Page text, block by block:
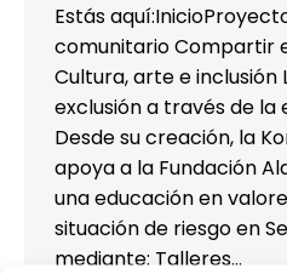
Estás
comunitario Compartir
Cultura, arte e
exclusión a través de
Desde su creación, la
apoya a la Fundación
una educación en
situación de riesgo en
mediante: Talleres…